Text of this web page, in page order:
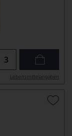
Lebensmittel­angaben